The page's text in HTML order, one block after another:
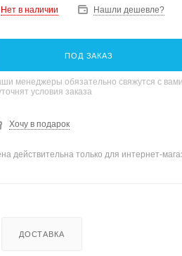
Нет в наличии Нашли дешевле?
ПОД ЗАКАЗ
менеджеры обязательно свяжутся с вами
условия заказа
Хочу в подарок
действительна только для интернет-
ДОСТАВКА